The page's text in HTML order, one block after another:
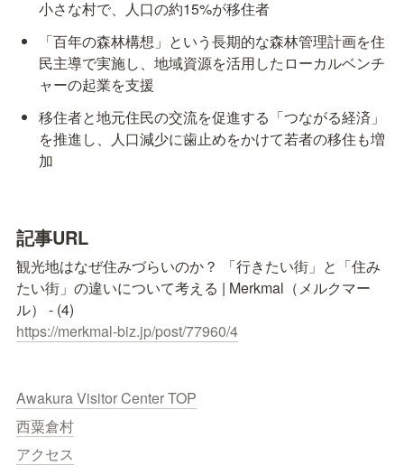
小さな村で、人口の約15%が移住者
「百年の森林構想」という長期的な森林管理計画を住
民主導で実施し、地域資源を活用したローカルベンチ
ャーの起業を支援
移住者と地元住民の交流を促進する「つながる経済」
を推進し、人口減少に歯止めをかけて若者の移住も増
加
記事URL
観光地はなぜ住みづらいのか？ 「行きたい街」と「住み
たい街」の違いについて考える | Merkmal（メルクマー
https://merkmal-biz.jp/post/77960/4
Awakura Visitor Center TOP
西粟倉村
アクセス